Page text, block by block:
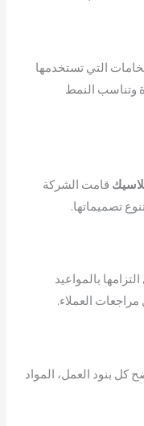
التي تستخدمها
وتناسب النمط
قامت الشركة
تصميماتها.
بالمواعيد
العملاء.
بنود العمل، المواد